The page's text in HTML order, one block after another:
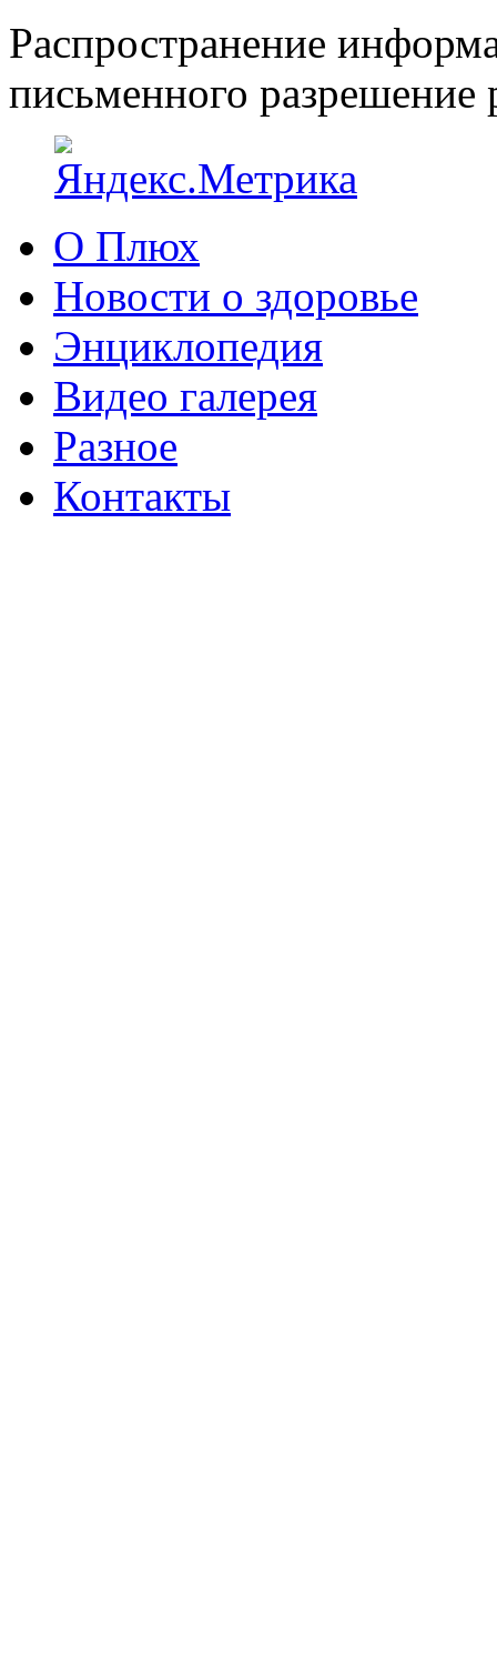
Распространение
письменного разрешение
О Плюх
Новости о здоровье
Энциклопедия
Видео галерея
Разное
Контакты